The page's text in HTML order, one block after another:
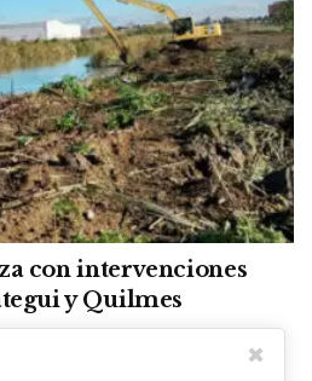
con intervenciones
y Quilmes
✖